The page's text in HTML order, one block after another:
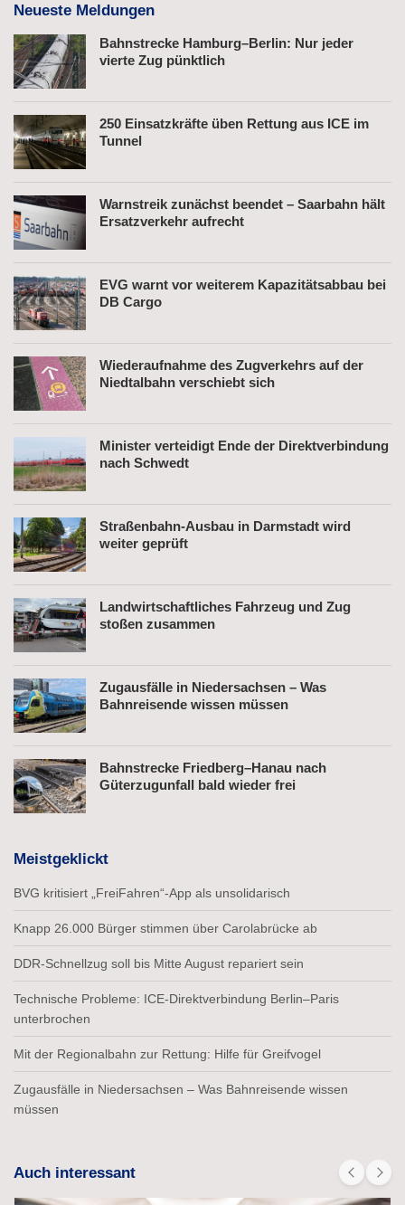
Neueste Meldungen
Bahnstrecke Hamburg–Berlin: Nur jeder
vierte Zug pünktlich
250 Einsatzkräfte üben Rettung aus ICE im
Tunnel
Warnstreik zunächst beendet – Saarbahn hält
Ersatzverkehr aufrecht
EVG warnt vor weiterem Kapazitätsabbau bei
DB Cargo
Wiederaufnahme des Zugverkehrs auf der
Niedtalbahn verschiebt sich
Minister verteidigt Ende der Direktverbindung
nach Schwedt
Straßenbahn-Ausbau in Darmstadt wird
weiter geprüft
Landwirtschaftliches Fahrzeug und Zug
stoßen zusammen
Zugausfälle in Niedersachsen – Was
Bahnreisende wissen müssen
Bahnstrecke Friedberg–Hanau nach
Güterzugunfall bald wieder frei
Meistgeklickt
BVG kritisiert „FreiFahren“-App als unsolidarisch
Knapp 26.000 Bürger stimmen über Carolabrücke ab
DDR-Schnellzug soll bis Mitte August repariert sein
Technische Probleme: ICE-Direktverbindung Berlin–Paris
unterbrochen
Mit der Regionalbahn zur Rettung: Hilfe für Greifvogel
Zugausfälle in Niedersachsen – Was Bahnreisende wissen
müssen
Auch interessant